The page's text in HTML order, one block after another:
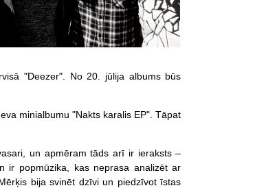
"Deezer". No 20. jūlija albums būs
minialbumu "Nakts karalis EP". Tāpat
un apmēram tāds arī ir ieraksts –
ir popmūzika, kas neprasa analizēt ar
bija svinēt dzīvi un piedzīvot īstas